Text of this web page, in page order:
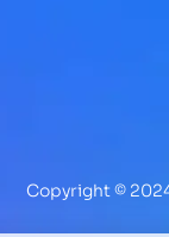
Copyright ©